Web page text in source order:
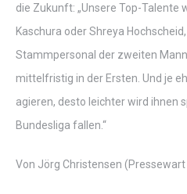
die Zukunft: „Unsere Top-Talente
Kaschura oder Shreya
Stammpersonal der zweiten
mittelfristig in der Ersten. Und je
agieren, desto leichter wird ihnen
Bundesliga fallen.“
Von Jörg Christensen (Pressewart